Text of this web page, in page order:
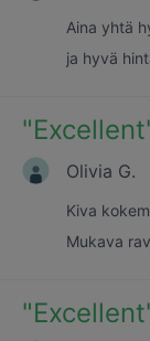
Aina yhtä
ja hyvä
"Excellent
Olivia G.
Kiva
Mukava
"Excellent